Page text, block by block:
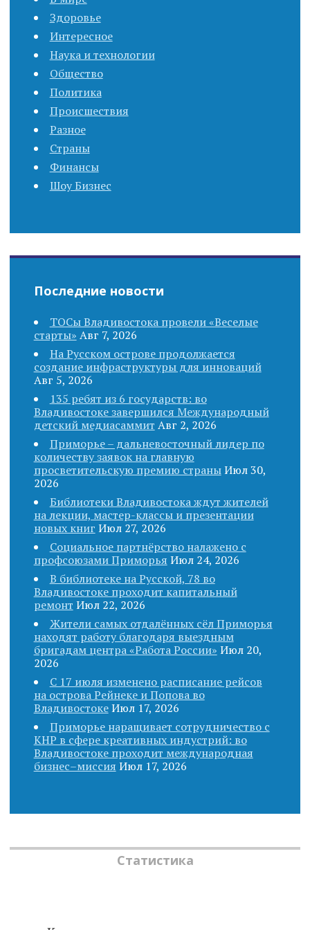
i
Здоровье
Интересное
Наука и технологии
Общество
Политика
Происшествия
Разное
Страны
Финансы
Шоу Бизнес
Последние новости
ТОСы Владивостока провели «Веселые
старты» Авг 7, 2026
На Русском острове продолжается
создание инфраструктуры для инноваций
Авг 5, 2026
135 ребят из 6 государств: во
Владивостоке завершился Международный
детский медиасаммит Авг 2, 2026
Приморье – дальневосточный лидер по
количеству заявок на главную
просветительскую премию страныИюл 30,
2026
Библиотеки Владивостока ждут жителей
на лекции, мастер-классы и презентации
новых книг Июл 27, 2026
Социальное партнёрство налажено с
профсоюзами Приморья Июл 24, 2026
В библиотеке на Русской, 78 во
Владивостоке проходит капитальный
ремонт Июл 22, 2026
Жители самых отдалённых сёл Приморья
находят работу благодаря выездным
бригадам центра «Работа России» Июл 20,
2026
С 17 июля изменено расписание рейсов
на острова Рейнеке и Попова во
ВладивостокеИюл 17, 2026
Приморье наращивает сотрудничество с
КНР в сфере креативных индустрий: во
Владивостоке проходит международная
бизнес–миссия Июл 17, 2026
Статистика